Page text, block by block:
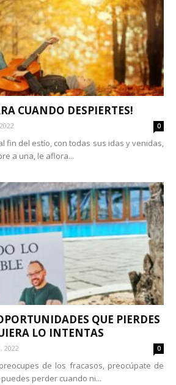
CUANDO DESPIERTES!
0
fin del estío, con todas sus idas y venidas,
a una, le aflora...
QUE PIERDES
LO INTENTAS
2022 0
de los fracasos, preocúpate de
perder cuando ni...